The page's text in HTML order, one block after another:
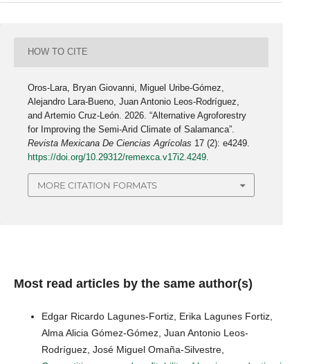
HOW TO CITE
Oros-Lara, Bryan Giovanni, Miguel Uribe-Gómez,
Alejandro Lara-Bueno, Juan Antonio Leos-Rodríguez,
and Artemio Cruz-León. 2026. “Alternative Agroforestry
for Improving the Semi-Arid Climate of Salamanca”.
Revista Mexicana De Ciencias Agrícolas 17 (2): e4249.
https://doi.org/10.29312/remexca.v17i2.4249
MORE CITATION FORMATS
Most read articles by the same author(s)
Edgar Ricardo Lagunes-Fortiz, Erika Lagunes Fortiz,
Alma Alicia Gómez-Gómez, Juan Antonio Leos-
Rodríguez, José Miguel Omaña-Silvestre,